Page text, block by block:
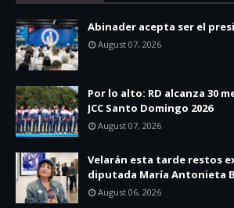
Abinader acepta ser el
August 07, 2026
Por lo alto: RD alcanza 30
JCC Santo Domingo 2026
August 07, 2026
Velarán esta tarde restos
diputada María Antonieta
August 06, 2026